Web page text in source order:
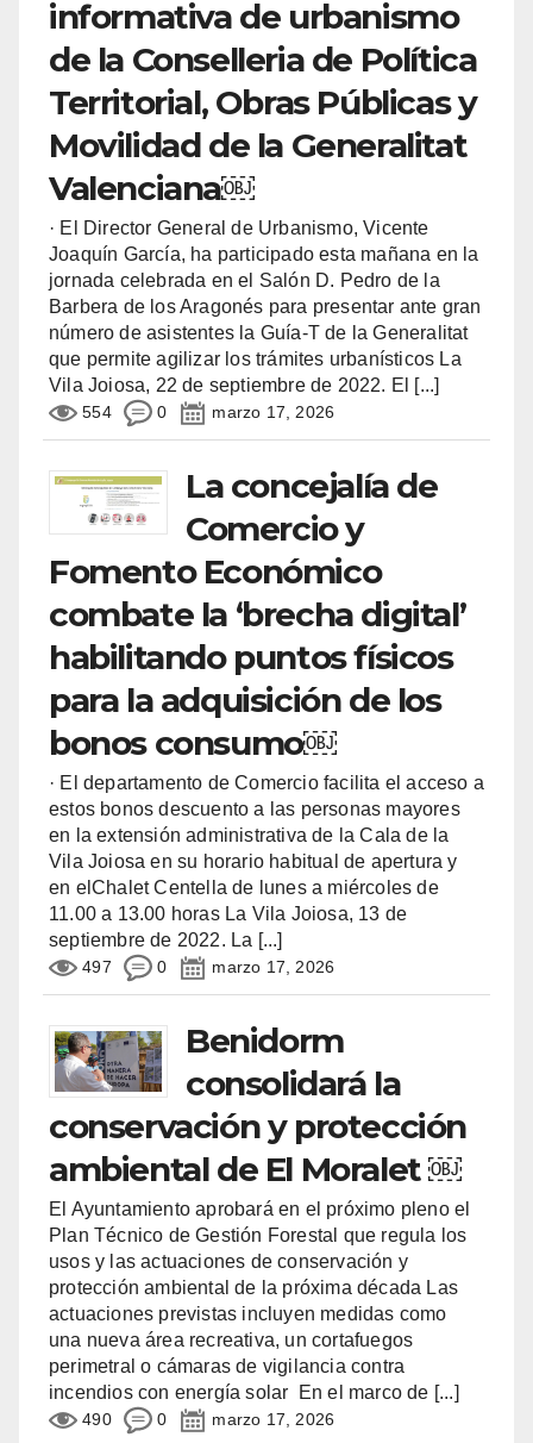
informativa de urbanismo
de la Conselleria de Política
Territorial, Obras Públicas y
Movilidad de la Generalitat
Valenciana￼
· El Director General de Urbanismo, Vicente
Joaquín García, ha participado esta mañana en la
jornada celebrada en el Salón D. Pedro de la
Barbera de los Aragonés para presentar ante gran
número de asistentes la Guía-T de la Generalitat
que permite agilizar los trámites urbanísticos La
Vila Joiosa, 22 de septiembre de 2022. El [...]
554 0 marzo 17, 2026
La concejalía de
Comercio y
Fomento Económico
combate la ‘brecha digital’
habilitando puntos físicos
para la adquisición de los
bonos consumo￼
· El departamento de Comercio facilita el acceso a
estos bonos descuento a las personas mayores
en la extensión administrativa de la Cala de la
Vila Joiosa en su horario habitual de apertura y
en elChalet Centella de lunes a miércoles de
11.00 a 13.00 horas La Vila Joiosa, 13 de
septiembre de 2022. La [...]
497 0 marzo 17, 2026
Benidorm
consolidará la
conservación y protección
ambiental de El Moralet ￼
El Ayuntamiento aprobará en el próximo pleno el
Plan Técnico de Gestión Forestal que regula los
usos y las actuaciones de conservación y
protección ambiental de la próxima década Las
actuaciones previstas incluyen medidas como
una nueva área recreativa, un cortafuegos
perimetral o cámaras de vigilancia contra
incendios con energía solar En el marco de [...]
490 0 marzo 17, 2026